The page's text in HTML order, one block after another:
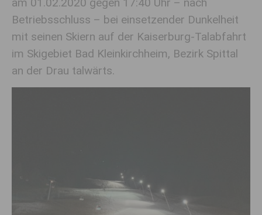
Betriebsschluss – bei einsetzender Dunkelheit
mit seinen Skiern auf der Kaiserburg-Talabfahrt
im Skigebiet Bad Kleinkirchheim, Bezirk Spittal
an der Drau talwärts.